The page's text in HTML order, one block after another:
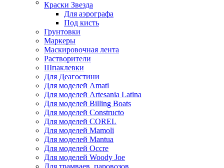
Краски Звезда
Для аэрографа
Под кисть
Грунтовки
Маркеры
Маскировочная лента
Растворители
Шпаклевки
Для Деагостини
Для моделей Amati
Для моделей Artesania Latina
Для моделей Billing Boats
Для моделей Constructo
Для моделей COREL
Для моделей Mamoli
Для моделей Mantua
Для моделей Occre
Для моделей Woody Joe
Для трамваев, паровозов